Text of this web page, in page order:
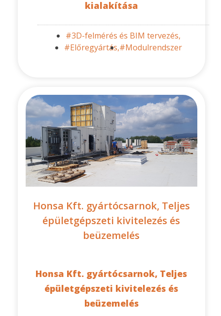
kialakítása
#3D-felmérés és BIM tervezés,
#Előregyártás,#Modulrendszer
Honsa Kft. gyártócsarnok, Teljes
épületgépszeti kivitelezés és
beüzemelés
Honsa Kft. gyártócsarnok, Teljes
épületgépszeti kivitelezés és
beüzemelés